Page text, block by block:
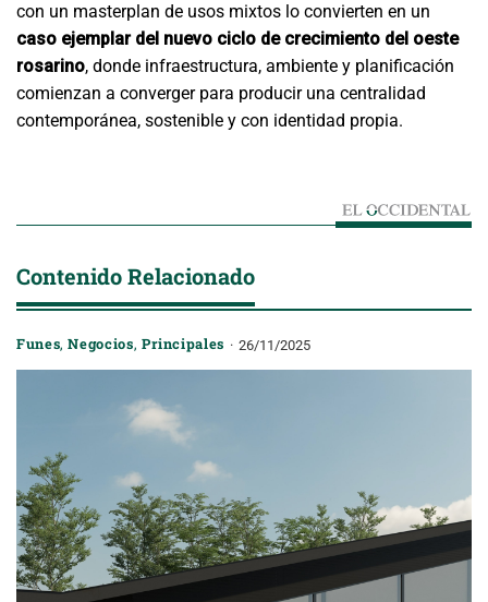
con un masterplan de usos mixtos lo convierten en un
caso ejemplar del nuevo ciclo de crecimiento del oeste
rosarino, donde infraestructura, ambiente y planificación
comienzan a converger para producir una centralidad
contemporánea, sostenible y con identidad propia.
Contenido Relacionado
Funes,Negocios, Principales 26/11/2025